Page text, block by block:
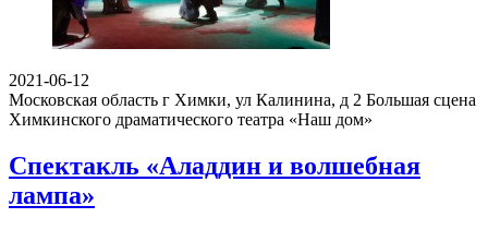
2021-06-12
Московская область г Химки, ул Калинина, д 2 Большая сцена
Химкинского драматического театра «Наш дом»
Спектакль «Аладдин и волшебная
лампа»